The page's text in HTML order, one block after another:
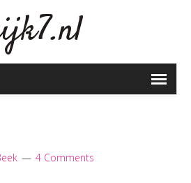
4 Comments